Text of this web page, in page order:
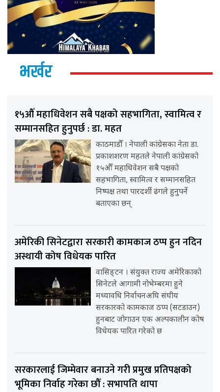
भर्खर
१५औँ महाधिवेशन सबै पक्षको सहभागिता, स्वामित्व र
सम्मानसहित हुनुपर्छ : डा. महत
काठमाडौँ । नेपाली कांग्रेसका नेता डा.
प्रकाशशरण महतले नेपाली कांग्रेसको
१५औँ महाधिवेशन सबै पक्षको
सहभागिता, स्वामित्व र सम्मानसहित
निष्पक्ष तथा पारदर्शी ढंगले हुनुपर्ने
बताएका छन्
अमेरिकी सिनेटद्वारा सरकारी कामकाज ठप्प हुन नदिन
अस्थायी कोष विधेयक पारित
वासिङ्टन । संयुक्त राज्य अमेरिकाको
सिनेटले आगामी नोभेम्बरमा हुने
मध्यावधि निर्वाचनअघि संघीय
सरकारको कामकाज ठप्प (सटडाउन)
हुनबाट जोगाउन एक अल्पकालीन कोष
विधेयक पारित गरेको छ
सरकारलाई जिम्मेवार बनाउने गरी प्रमुख प्रतिपक्षको
भूमिका निर्वाह गरेका छौँ : सभापति थापा